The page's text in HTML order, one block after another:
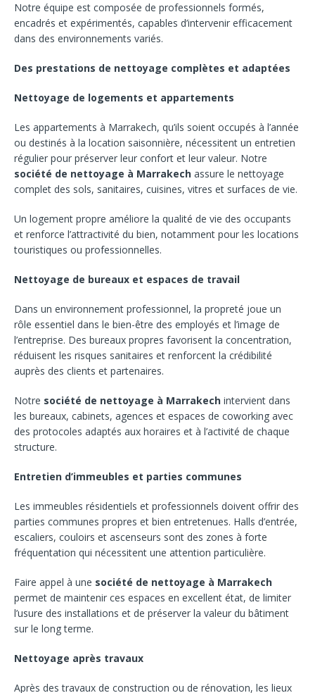
Notre équipe est composée de professionnels formés,
encadrés et expérimentés, capables d’intervenir efficacement
dans des environnements variés.
Des prestations de nettoyage complètes et adaptées
Nettoyage de logements et appartements
Les appartements à Marrakech, qu’ils soient occupés à l’année
ou destinés à la location saisonnière, nécessitent un entretien
régulier pour préserver leur confort et leur valeur. Notre
société de nettoyage à Marrakech assure le nettoyage
complet des sols, sanitaires, cuisines, vitres et surfaces de vie.
Un logement propre améliore la qualité de vie des occupants
et renforce l’attractivité du bien, notamment pour les locations
touristiques ou professionnelles.
Nettoyage de bureaux et espaces de travail
Dans un environnement professionnel, la propreté joue un
rôle essentiel dans le bien-être des employés et l’image de
l’entreprise. Des bureaux propres favorisent la concentration,
réduisent les risques sanitaires et renforcent la crédibilité
auprès des clients et partenaires.
Notre société de nettoyage à Marrakech intervient dans
les bureaux, cabinets, agences et espaces de coworking avec
des protocoles adaptés aux horaires et à l’activité de chaque
structure.
Entretien d’immeubles et parties communes
Les immeubles résidentiels et professionnels doivent offrir des
parties communes propres et bien entretenues. Halls d’entrée,
escaliers, couloirs et ascenseurs sont des zones à forte
fréquentation qui nécessitent une attention particulière.
Faire appel à une société de nettoyage à Marrakech
permet de maintenir ces espaces en excellent état, de limiter
l’usure des installations et de préserver la valeur du bâtiment
sur le long terme.
Nettoyage après travaux
Après des travaux de construction ou de rénovation, les lieux